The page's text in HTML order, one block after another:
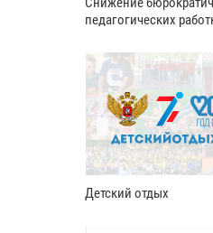
педагогических
Детский отдых